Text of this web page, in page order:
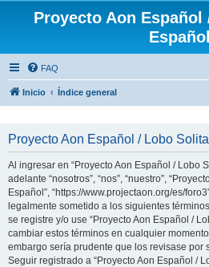
Proyecto Aon
Español
FAQ
Inicio Índice general
Proyecto Aon Español / Lobo
Al ingresar en “Proyecto Aon Español / Lobo
adelante “nosotros”, “nos”, “nuestro”,
Español”, “https://www.projectaon.org/es/
legalmente sometido a los siguientes
se registre y/o use “Proyecto Aon Español /
cambiar estos términos en cualquier
embargo sería prudente que los revisase por
Seguir registrado a “Proyecto Aon Español /